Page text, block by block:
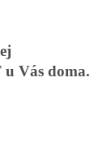
Vás doma.